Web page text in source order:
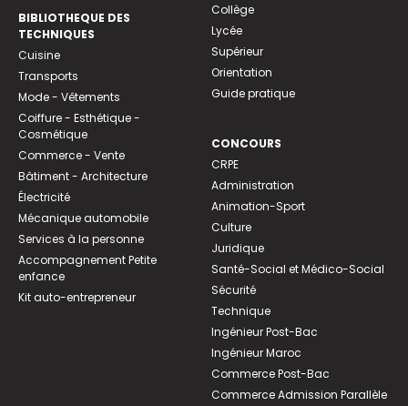
BIBLIOTHEQUE DES
TECHNIQUES
Cuisine
Transports
Mode - Vêtements
Coiffure - Esthétique -
Cosmétique
Commerce - Vente
Bâtiment - Architecture
Électricité
Mécanique automobile
Services à la personne
Accompagnement Petite
enfance
Kit auto-entrepreneur
Collège
Lycée
Supérieur
Orientation
Guide pratique
CONCOURS
CRPE
Administration
Animation-Sport
Culture
Juridique
Santé-Social et Médico-Social
Sécurité
Technique
Ingénieur Post-Bac
Ingénieur Maroc
Commerce Post-Bac
Commerce Admission Parallèle